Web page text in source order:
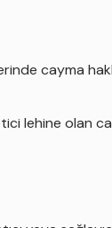
cayma
lehine olan